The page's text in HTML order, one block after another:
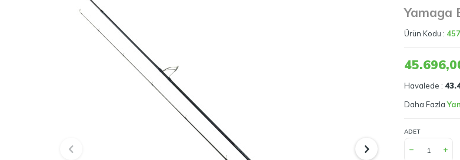
Yamaga
Ürün Kodu :
Havalede :
Daha Fazla
ADET